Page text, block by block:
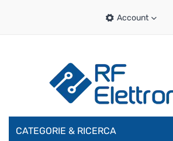
Account
CATEGORIE & RICERCA